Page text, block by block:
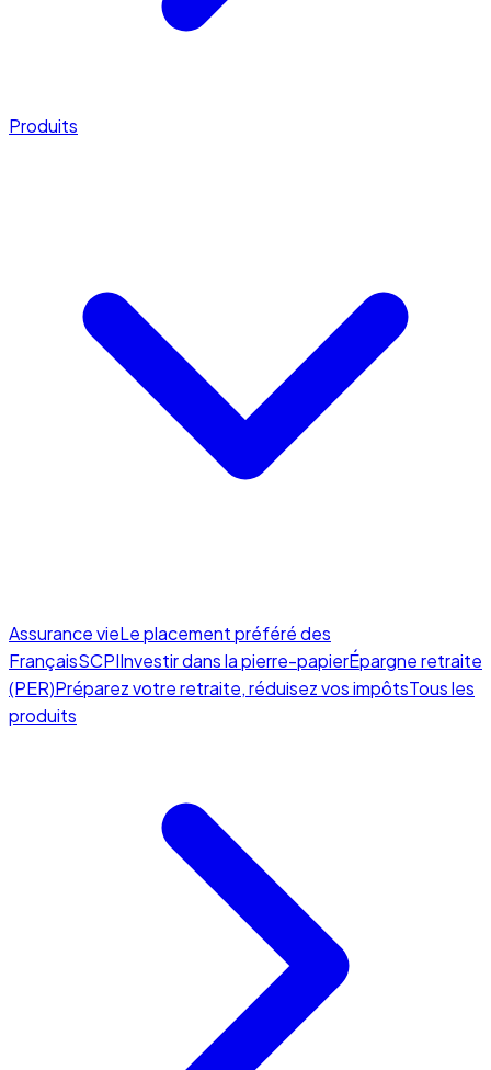
Produits
Assurance vieLe placement préféré des
FrançaisSCPIInvestir dans la pierre-papierÉpargne retraite
(PER)Préparez votre retraite, réduisez vos impôtsTous les
produits